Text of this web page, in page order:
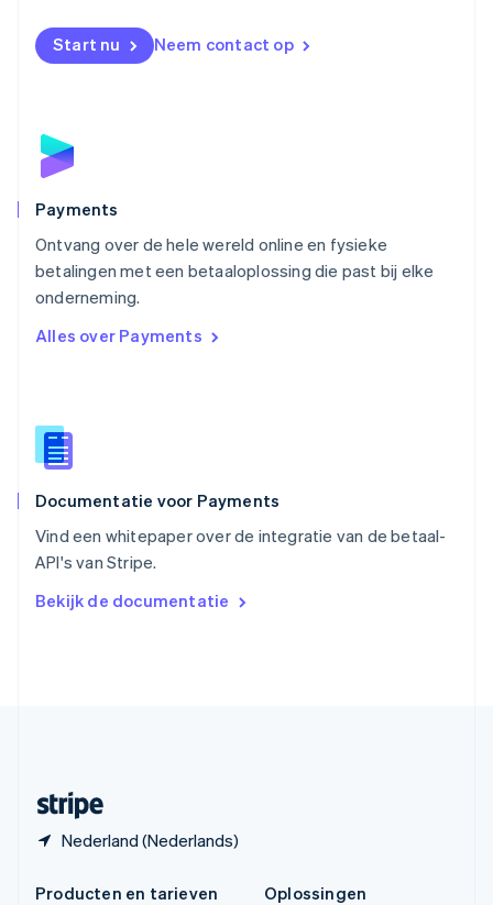
Start nu Neem contact op
Payments
Ontvang over de hele wereld online en fysieke
betalingen met een betaaloplossing die past bij elke
onderneming.
Alles over Payments
Documentatie voor Payments
Vind een whitepaper over de integratie van de betaal-
API's van Stripe.
Bekijk de documentatie
Nederland (Nederlands)
English
Noorwegen
Polen
English
Português
English
Singapore
English简体中文
EnglishItaliano
Español
Thailand
Tsjechië
Vasteland van China
简体中文English
English
Producten en tarieven
Oplossingen